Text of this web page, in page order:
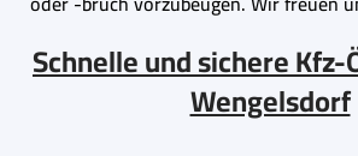
Schnelle und sichere
Wengelsdorf